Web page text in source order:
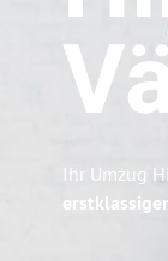
Ihr Umzug